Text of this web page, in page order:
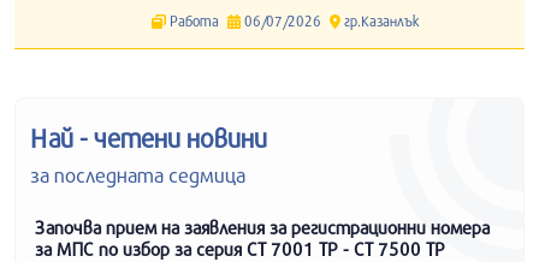
Работа 06/07/2026 гр.Казанлък
Най - четени новини
за последната седмица
Започва прием на заявления за регистрационни номера
за МПС по избор за серия СТ 7001 ТР - СТ 7500 ТР